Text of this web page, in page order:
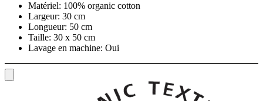
Matériel: 100% organic cotton
Largeur: 30 cm
Longueur: 50 cm
Taille: 30 x 50 cm
Lavage en machine: Oui